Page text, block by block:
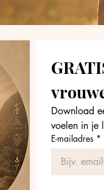
Download
voelen in je
E-mailadres *